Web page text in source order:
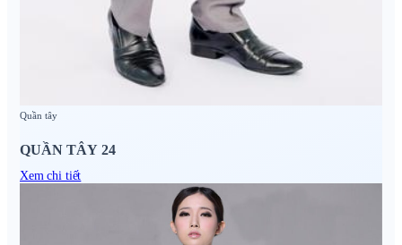
Quần tây
QUẦN TÂY 24
Xem chi tiết